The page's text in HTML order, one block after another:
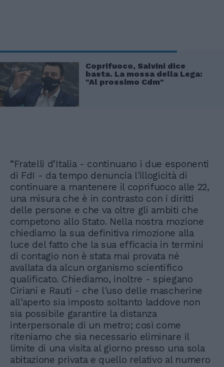
Coprifuoco, Salvini dice
basta. La mossa della Lega:
"Al prossimo Cdm"
“Fratelli d’Italia - continuano i due esponenti
di FdI - da tempo denuncia l'illogicità di
continuare a mantenere il coprifuoco alle 22,
una misura che è in contrasto con i diritti
delle persone e che va oltre gli ambiti che
competono allo Stato. Nella nostra mozione
chiediamo la sua definitiva rimozione alla
luce del fatto che la sua efficacia in termini
di contagio non è stata mai provata né
avallata da alcun organismo scientifico
qualificato. Chiediamo, inoltre - spiegano
Ciriani e Rauti - che l'uso delle mascherine
all'aperto sia imposto soltanto laddove non
sia possibile garantire la distanza
interpersonale di un metro; così come
riteniamo che sia necessario eliminare il
limite di una visita al giorno presso una sola
abitazione privata e quello relativo al numero